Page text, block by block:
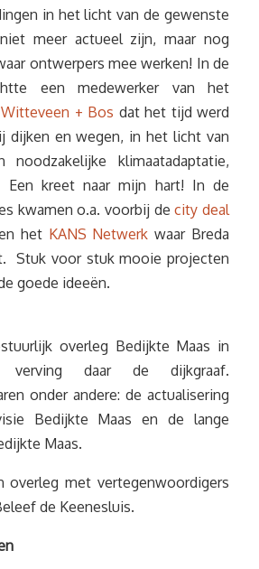
in het licht van de gewenste
meer actueel zijn, maar nog
ontwerpers mee werken! In de
een medewerker van het
+ Bos dat het tijd werd
dijken en wegen, in het licht van
klimaatadaptatie,
Een kreet naar mijn hart! In de
kwamen o.a. voorbij decity deal
het KANS Netwerk waar Breda
Stuk voor stuk mooie projecten
goede ideeën.
overleg Bedijkte Maas in
verving daar de dijkgraaf.
onder andere: de actualisering
Bedijkte Maas en de lange
Maas.
overleg met vertegenwoordigers
de Keenesluis.